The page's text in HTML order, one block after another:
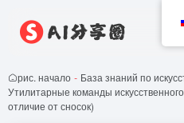
рис. начало - База знаний по
Утилитарные команды
отличие от сносок)